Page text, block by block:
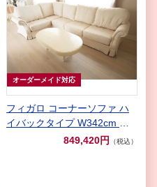
オーダーメイド対応
フィガロ コーナーソファ ハ
イバックタイプ W342cm リ
ボンとブーケ柄 オフホワイト
849,420円 （税込）